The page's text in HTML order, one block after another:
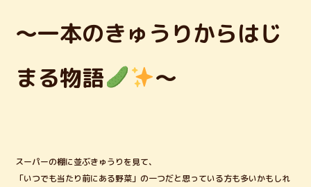
o
～一本のきゅうりからはじ
まる物語
～
スーパーの棚に並ぶきゅうりを見て、
「いつでも当たり前にある野菜」の一つだと思っている方も多いかもしれ